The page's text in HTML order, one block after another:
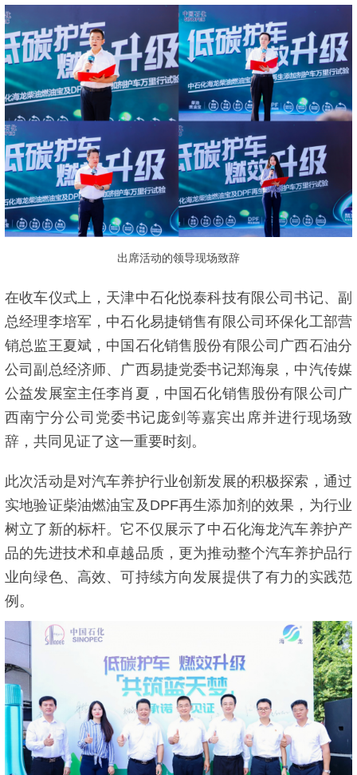
出席活动的领导现场致辞
在收车仪式上，天津中石化悦泰科技有限公司书记、副
总经理李培军，中石化易捷销售有限公司环保化工部营
销总监王夏斌，中国石化销售股份有限公司广西石油分
公司副总经济师、广西易捷党委书记郑海泉，中汽传媒
公益发展室主任李肖夏，中国石化销售股份有限公司广
西南宁分公司党委书记庞剑等嘉宾出席并进行现场致
辞，共同见证了这一重要时刻。
此次活动是对汽车养护行业创新发展的积极探索，通过
实地验证柴油燃油宝及DPF再生添加剂的效果，为行业
树立了新的标杆。它不仅展示了中石化海龙汽车养护产
品的先进技术和卓越品质，更为推动整个汽车养护品行
业向绿色、高效、可持续方向发展提供了有力的实践范
例。